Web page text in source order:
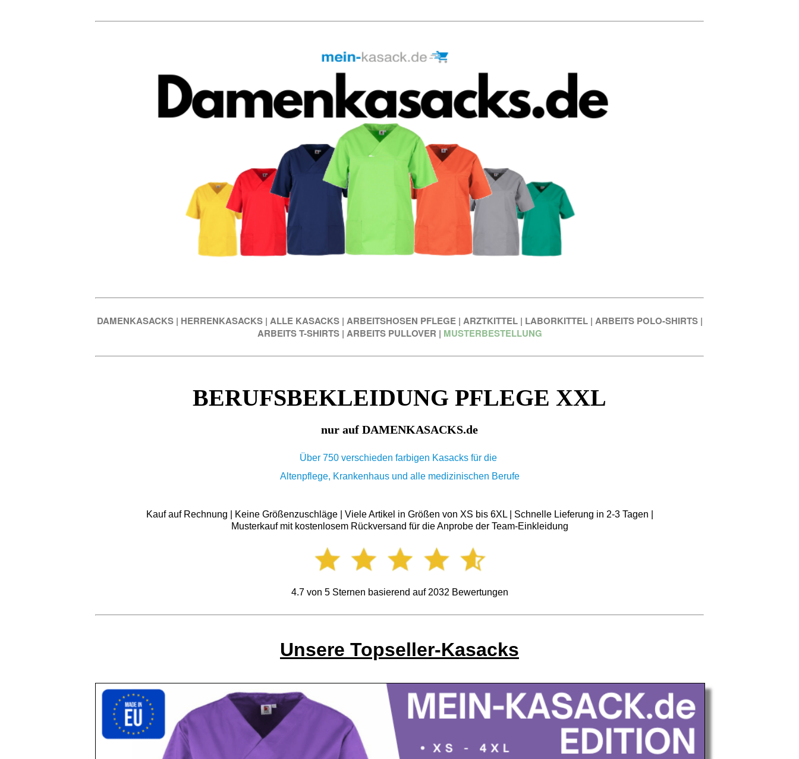
DAMENKASACKS | HERRENKASACKS | ALLE KASACKS | ARBEITSHOSEN PFLEGE | ARZTKITTEL | LABORKITTEL | ARBEITS POLO-SHIRTS |
ARBEITS T-SHIRTS | ARBEITS PULLOVER | MUSTERBESTELLUNG
BERUFSBEKLEIDUNG PFLEGE XXL
nur auf DAMENKASACKS.de
Über 750 verschieden farbigen Kasacks für die
Altenpflege, Krankenhaus und alle medizinischen Berufe
Kauf auf Rechnung | Keine Größenzuschläge | Viele Artikel in Größen von XS bis 6XL | Schnelle Lieferung in 2-3 Tagen |
Musterkauf mit kostenlosem Rückversand für die Anprobe der Team-Einkleidung
4.7von 5Sternen basierend auf 2032 Bewertungen
Unsere Topseller-Kasacks